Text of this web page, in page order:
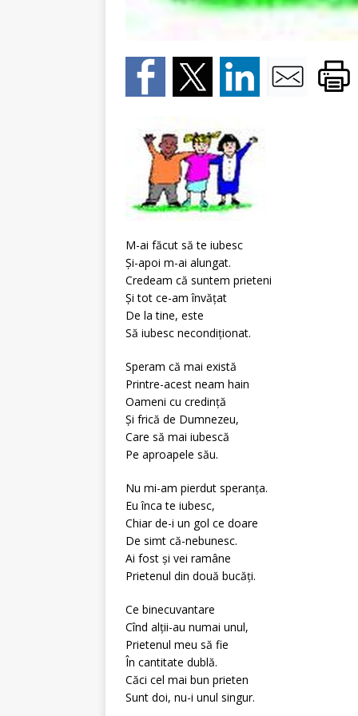
M-ai făcut să te iubesc
Şi-apoi m-ai alungat.
Credeam că suntem prieteni
Şi tot ce-am învăţat
De la tine, este
Să iubesc necondiţionat.
Speram că mai există
Printre-acest neam hain
Oameni cu credinţă
Şi frică de Dumnezeu,
Care să mai iubescă
Pe aproapele său.
Nu mi-am pierdut speranţa.
Eu înca te iubesc,
Chiar de-i un gol ce doare
De simt că-nebunesc.
Ai fost şi vei ramâne
Prietenul din două bucăţi.
Ce binecuvantare
Cînd alţii-au numai unul,
Prietenul meu să fie
În cantitate dublă.
Căci cel mai bun prieten
Sunt doi, nu-i unul singur.